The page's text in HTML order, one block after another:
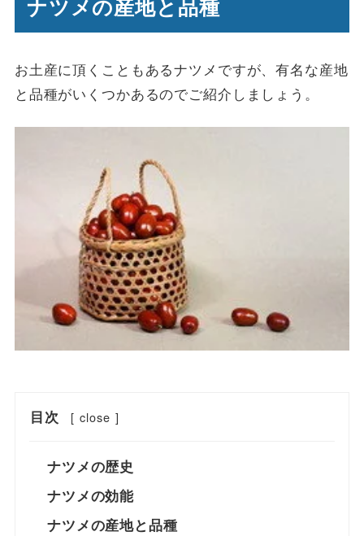
ナツメの産地と品種
お土産に頂くこともあるナツメですが、有名な産地
と品種がいくつかあるのでご紹介しましょう。
目次 [ close ]
ナツメの歴史
ナツメの効能
ナツメの産地と品種